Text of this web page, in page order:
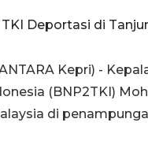
Kepri) -
(BNP2TKI)
di